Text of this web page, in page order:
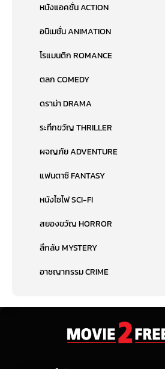
หนังแอคชั่น ACTION
อนิเมชั่น ANIMATION
โรแมนติก ROMANCE
ตลก COMEDY
ดราม่า DRAMA
ระทึกขวัญ THRILLER
ผจญภัย ADVENTURE
แฟนตาซี FANTASY
หนังไซไฟ SCI-FI
สยองขวัญ HORROR
ลึกลับ MYSTERY
อาชญากรรม CRIME